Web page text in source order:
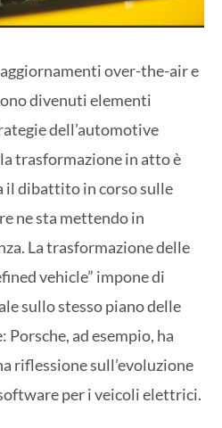
over-the-air e
divenuti elementi
dell’automotive
trasformazione in atto è
il dibattito in corso sulle
ne sta mettendo in
La trasformazione delle
vehicle” impone di
sullo stesso piano delle
ad esempio, ha
riflessione sull’evoluzione
per i veicoli elettrici.